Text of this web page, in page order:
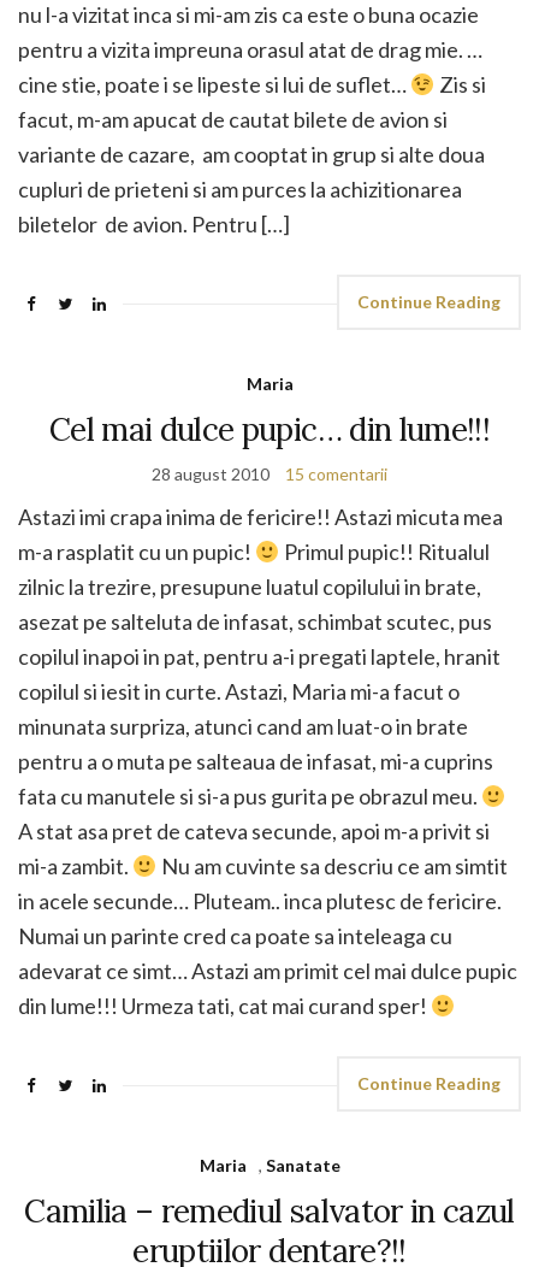
nu l-a vizitat inca si mi-am zis ca este o buna ocazie
pentru a vizita impreuna orasul atat de drag mie. …
cine stie, poate i se lipeste si lui de suflet…
Zis si
facut, m-am apucat de cautat bilete de avion si
variante de cazare, am cooptat in grup si alte doua
cupluri de prieteni si am purces la achizitionarea
biletelor de avion. Pentru […]
Continue Reading
Maria
Cel mai dulce pupic… din lume!!!
28 august 2010 15 comentarii
Astazi imi crapa inima de fericire!! Astazi micuta mea
m-a rasplatit cu un pupic!
Primul pupic!! Ritualul
zilnic la trezire, presupune luatul copilului in brate,
asezat pe salteluta de infasat, schimbat scutec, pus
copilul inapoi in pat, pentru a-i pregati laptele, hranit
copilul si iesit in curte. Astazi, Maria mi-a facut o
minunata surpriza, atunci cand am luat-o in brate
pentru a o muta pe salteaua de infasat, mi-a cuprins
fata cu manutele si si-a pus gurita pe obrazul meu.
A stat asa pret de cateva secunde, apoi m-a privit si
mi-a zambit.
Nu am cuvinte sa descriu ce am simtit
in acele secunde… Pluteam.. inca plutesc de fericire.
Numai un parinte cred ca poate sa inteleaga cu
adevarat ce simt… Astazi am primit cel mai dulce pupic
din lume!!! Urmeza tati, cat mai curand sper!
Continue Reading
Maria , Sanatate
Camilia – remediul salvator in cazul
eruptiilor dentare?!!